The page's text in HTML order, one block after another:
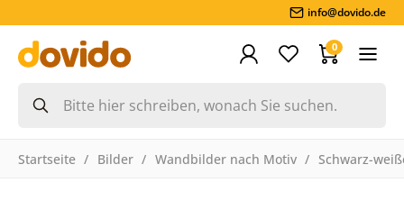
info@dovido.de
0
Startseite Bilder Wandbilder nach Motiv Schwarz-